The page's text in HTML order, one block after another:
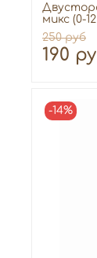
микс (0-
250 руб
190
-14%